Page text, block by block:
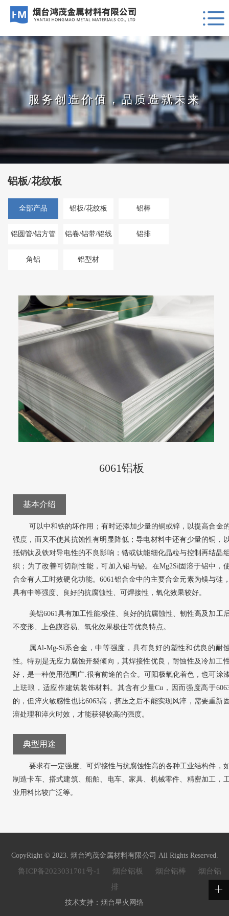
服务创造价值，品质造就未来
铝板/花纹板
全部产品 铝板/花纹板 铝棒
铝圆管/铝方管 铝卷/铝带/铝线 铝排
角铝 铝型材
6061铝板
基本介绍
可以中和铁的坏作用；有时还添加少量的铜或锌，以提高合金
强度，而又不使其抗蚀性有明显降低；导电材料中还有少量的铜，
抵销钛及铁对导电性的不良影响；锆或钛能细化晶粒与控制再结晶
织；为了改善可切削性能，可加入铅与铋。在Mg2Si固溶于铝中，
合金有人工时效硬化功能。6061铝合金中的主要合金元素为镁与硅
具有中等强度、良好的抗腐蚀性、可焊接性，氧化效果较好。
美铝6061具有加工性能极佳、良好的抗腐蚀性、韧性高及加工
不变形、上色膜容易、氧化效果极佳等优良特点。
属Al-Mg-Si系合金，中等强度，具有良好的塑性和优良的耐
性。特别是无应力腐蚀开裂倾向，其焊接性优良，耐蚀性及冷加工
好，是一种使用范围广.很有前途的合金。可阳极氧化着色，也可涂
上珐琅，适应作建筑装饰材料。其含有少量Cu，因而强度高于
的，但淬火敏感性也比6063高，挤压之后不能实现风淬，需要重新
溶处理和淬火时效，才能获得较高的强度。
典型用途
要求有一定强度、可焊接性与抗腐蚀性高的各种工业结构件，
制造卡车、搭式建筑、船舶、电车、家具、机械零件、精密加工，
业用料比较广泛等。
CopyRight © 2023. 烟台鸿茂金属材料有限公司 All Rights Reserved.
鲁ICP备2023031701号-1 烟台铝板 烟台铝棒
烟台铝
排
技术支持： 烟台星火网络